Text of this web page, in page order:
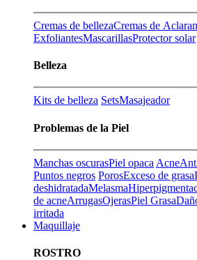
Cremas de bellezaCremas de
ExfoliantesMascarillasProtector solar
Belleza
Kits de belleza SetsMasajeador
Problemas de la Piel
Manchas oscurasPiel opaca Acne
Puntos negros PorosExceso de grasa
deshidratadaMelasma
de acneArrugasOjerasPiel Grasa
irritada
Maquillaje
ROSTRO